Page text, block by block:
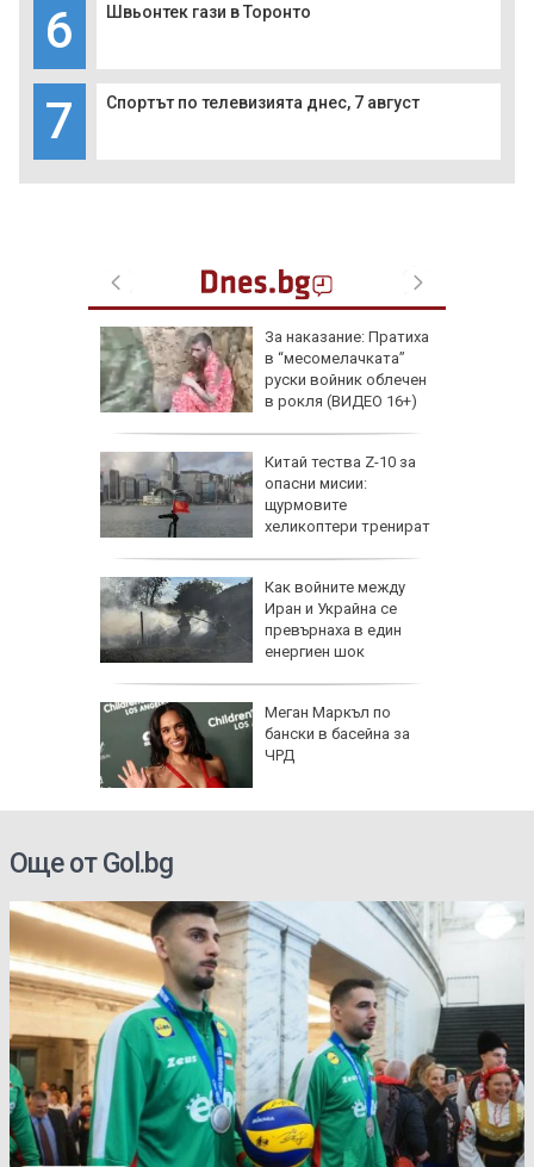
6 Швьонтек гази в Торонто
7 Спортът по телевизията днес, 7 август
За наказание: Пратиха
в “месомелачката”
руски войник облечен
в рокля (ВИДЕО 16+)
Китай тества Z-10 за
опасни мисии:
щурмовите
хеликоптери тренират
Как войните между
Иран и Украйна се
превърнаха в един
енергиен шок
Меган Маркъл по
бански в басейна за
ЧРД
Още от Gol.bg